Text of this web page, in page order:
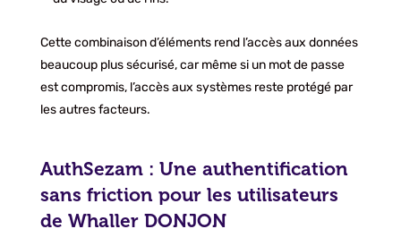
Cette combinaison d’éléments rend l’accès aux données
beaucoup plus sécurisé, car même si un mot de passe
est compromis, l’accès aux systèmes reste protégé par
les autres facteurs.
AuthSezam : Une authentification
sans friction pour les utilisateurs
de Whaller DONJON